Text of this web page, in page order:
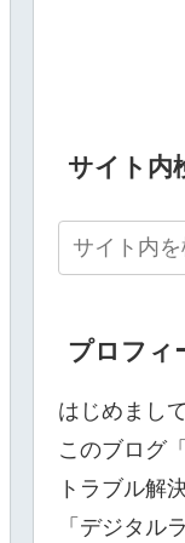
サイト内
プロフィ
はじめまして
このブログ
トラブル解
「デジタル